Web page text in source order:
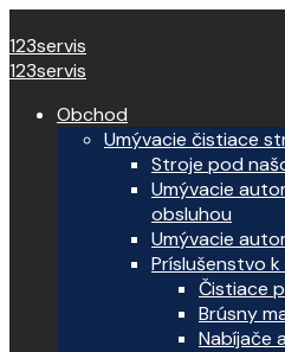
123servis
123servis
Obchod
Umývacie čistiace
Stroje pod
Umývacie
obsluhou
Umývacie
Príslušenstvo
Čistiace
Brúsny
Nabíjače